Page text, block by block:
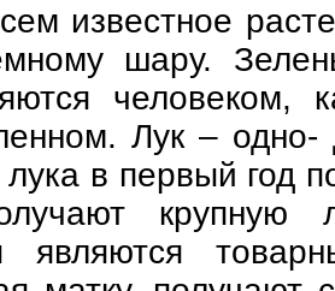
известное
шару.
Лук –
в первый год
крупную
являются